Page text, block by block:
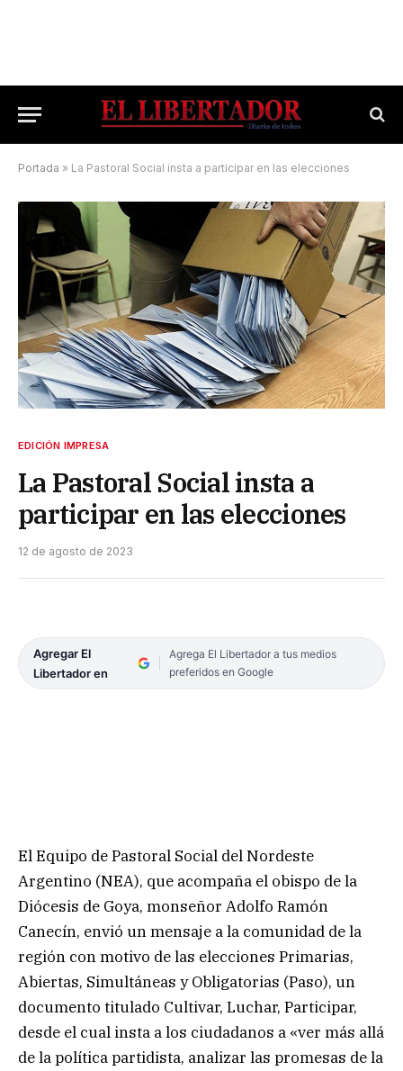
Portada » La Pastoral Social insta a participar en las elecciones
EDICIÓN IMPRESA
La Pastoral Social insta a
participar en las elecciones
12 de agosto de 2023
Agregar El
Libertador en
Agrega El Libertador a tus medios
preferidos en Google
El Equipo de Pastoral Social del Nordeste
Argentino (NEA), que acompaña el obispo de la
Diócesis de Goya, monseñor Adolfo Ramón
Canecín, envió un mensaje a la comunidad de la
región con motivo de las elecciones Primarias,
Abiertas, Simultáneas y Obligatorias (Paso), un
documento titulado Cultivar, Luchar, Participar,
desde el cual insta a los ciudadanos a «ver más allá
de la política partidista, analizar las promesas de la